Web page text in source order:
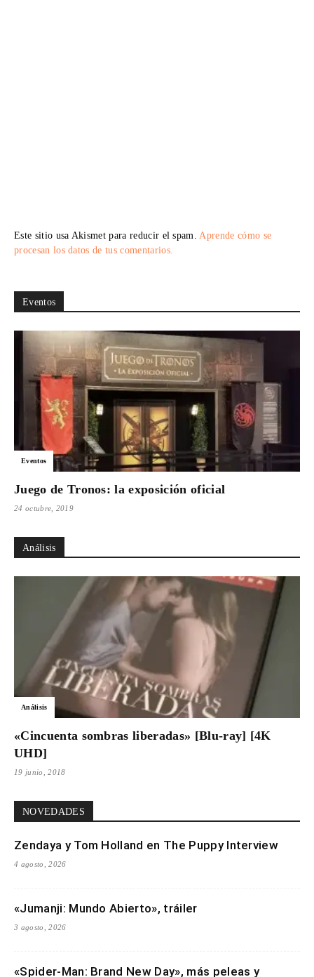
Este sitio usa Akismet para reducir el spam. Aprende cómo se
procesan los datos de tus comentarios.
Eventos
Eventos
Juego de Tronos: la exposición oficial
24 octubre, 2019
Análisis
Análisis
«Cincuenta sombras liberadas» [Blu-ray] [4K
UHD]
19 junio, 2018
NOVEDADES
Zendaya y Tom Holland en The Puppy Interview
4 agosto, 2026
«Jumanji: Mundo Abierto», tráiler
3 agosto, 2026
«Spider-Man: Brand New Day», más peleas y